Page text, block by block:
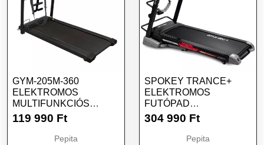
GYM-205M-360
ELEKTROMOS
MULTIFUNKCIÓS
FUTÓPAD,
119 990 Ft
Pepita
SPOKEY TRANCE+
ELEKTROMOS
FUTÓPAD
MASSZÁZSÖVVEL,
304 990 Ft
Pepita